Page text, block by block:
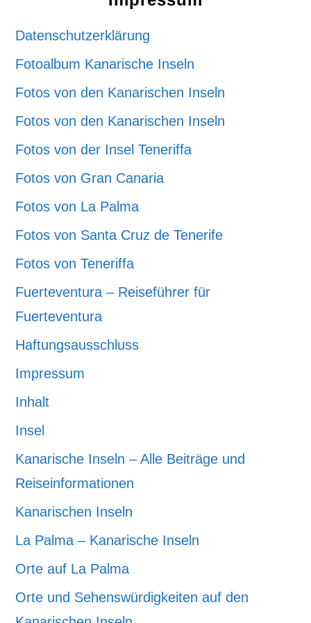
Datenschutzerklärung
Fotoalbum Kanarische Inseln
Fotos von den Kanarischen Inseln
Fotos von den Kanarischen Inseln
Fotos von der Insel Teneriffa
Fotos von Gran Canaria
Fotos von La Palma
Fotos von Santa Cruz de Tenerife
Fotos von Teneriffa
Fuerteventura – Reiseführer für
Fuerteventura
Haftungsausschluss
Impressum
Inhalt
Insel
Kanarische Inseln – Alle Beiträge und
Reiseinformationen
Kanarischen Inseln
La Palma – Kanarische Inseln
Orte auf La Palma
Orte und Sehenswürdigkeiten auf den